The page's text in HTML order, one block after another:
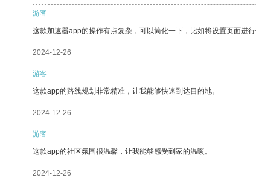
游客
这款加速器app的操作有点复杂，可以简化一下，比如将设置页面进行
2024-12-26
游客
这款app的路线规划非常精准，让我能够快速到达目的地。
2024-12-26
游客
这款app的社区氛围很温馨，让我能够感受到家的温暖。
2024-12-26